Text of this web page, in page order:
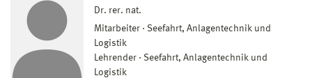
Dr. rer. nat.
Mitarbeiter
Seefahrt, Anlagentechnik und
Logistik
Lehrender
Seefahrt, Anlagentechnik und
Logistik